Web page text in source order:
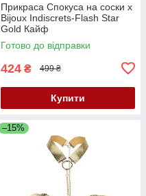
Прикраса Спокуса на соски x
Bijoux Indiscrets-Flash Star
Gold Кайф
Готово до відправки
424 ₴ 499 ₴
Купити
–15%